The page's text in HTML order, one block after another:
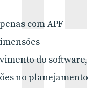
com APF
do software,
no planejamento